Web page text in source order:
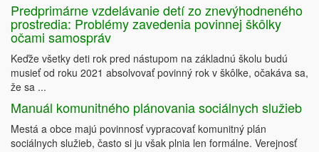
Predprimárne vzdelávanie detí zo znevýhodneného
prostredia: Problémy zavedenia povinnej škôlky
očami samospráv
Keďže všetky deti rok pred nástupom na základnú školu budú
musieť od roku 2021 absolvovať povinný rok v škôlke, očakáva sa,
že sa ...
Manuál komunitného plánovania sociálnych služieb
Mestá a obce majú povinnosť vypracovať komunitný plán
sociálnych služieb, často si ju však plnia len formálne. Verejnosť